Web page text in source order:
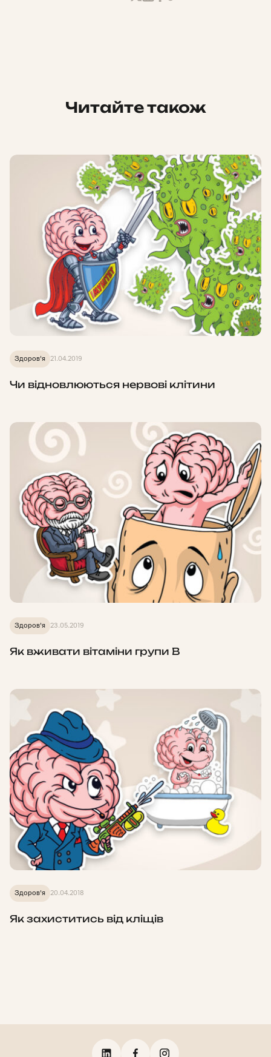
Читайте також
Здоров'я 21.04.2019
Чи відновлюються нервові клітини
Здоров'я 23.05.2019
Як вживати вітаміни групи B
Здоров'я 20.04.2018
Як захиститись від кліщів